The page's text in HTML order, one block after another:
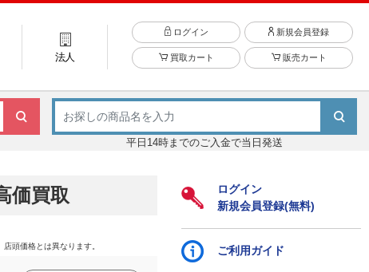
法人
ログイン 新規会員登録
買取カート 販売カート
平日14時までのご入金で当日発送
価買取
頭価格とは異なります。
ログイン
新規会員登録(無料)
ご利用ガイド